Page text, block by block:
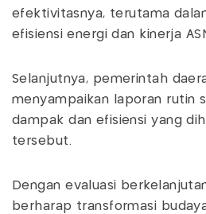
efektivitasnya, terutama
efisiensi energi dan kinerja
Selanjutnya, pemerintah
menyampaikan laporan rutin
dampak dan efisiensi yang
tersebut.
Dengan evaluasi
berharap transformasi